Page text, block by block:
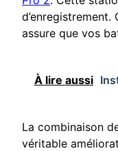
assure que vos
À lire aussi
La combinaison
véritable